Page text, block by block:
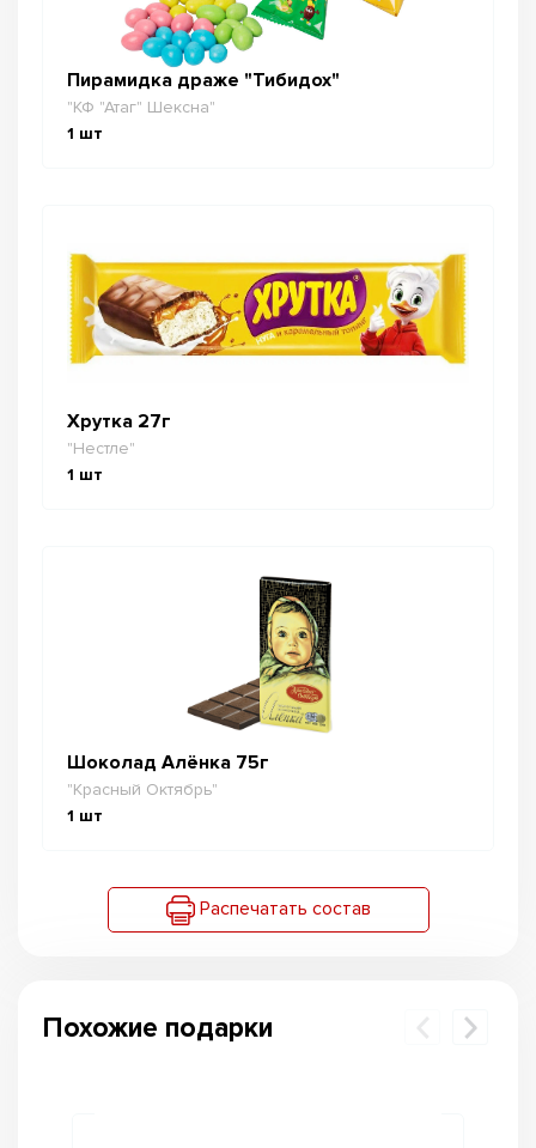
Пирамидка драже "Тибидох"
"КФ "Атаг" Шексна"
1 шт
Хрутка 27г
"Нестле"
1 шт
Шоколад Алёнка 75г
"Красный Октябрь"
1 шт
Распечатать состав
Похожие подарки